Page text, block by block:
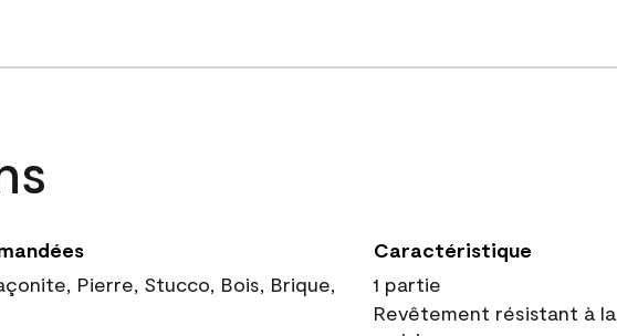
Pierre, Stucco, Bois, Brique,
Caractéristique
1 partie
Revêtement résistant à la